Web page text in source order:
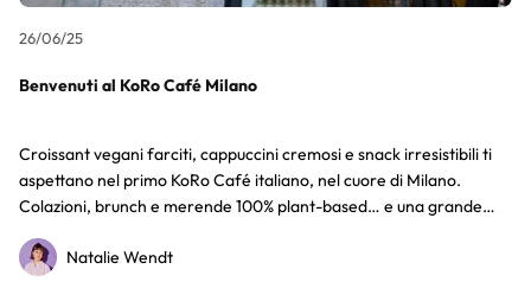
26/06/25
Benvenuti al KoRo Café Milano
Croissant vegani farciti, cappuccini cremosi e snack irresistibili ti
aspettano nel primo KoRo Café italiano, nel cuore di Milano.
Colazioni, brunch e merende 100% plant-based… e una grande
Scopri tutto nell’articolo.
Natalie Wendt